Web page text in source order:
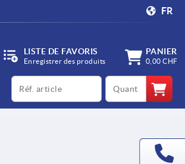
FR
LISTE DE FAVORIS
Enregistrer des produits
PANIER
0,00 CHF
productCode qty